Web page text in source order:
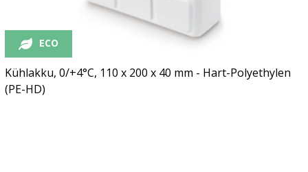
ECO
Kühlakku, 0/+4°C, 110 x 200 x 40 mm - Hart-Polyethylen
(PE-HD)